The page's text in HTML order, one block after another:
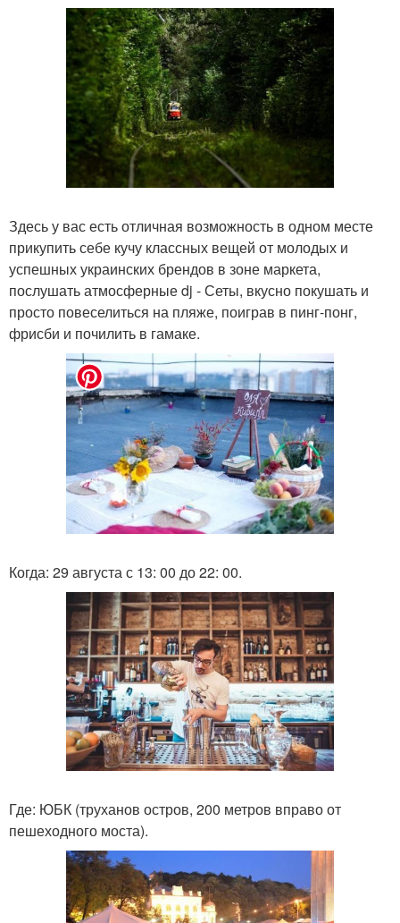
Здесь у вас есть отличная возможность в одном месте
прикупить себе кучу классных вещей от молодых и
успешных украинских брендов в зоне маркета,
послушать атмосферные dj - Сеты, вкусно покушать и
просто повеселиться на пляже, поиграв в пинг-понг,
фрисби и почилить в гамаке.
Когда: 29 августа с 13: 00 до 22: 00.
Где: ЮБК (труханов остров, 200 метров вправо от
пешеходного моста).